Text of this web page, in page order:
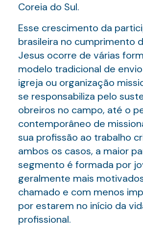
Coreia do Sul.
Esse crescimento da
brasileira no cumprimento
Jesus ocorre de várias
modelo tradicional de
igreja ou organização
se responsabiliza pelo
obreiros no campo, até o
contemporâneo de
sua profissão ao trabalho
ambos os casos, a maior
segmento é formada por
geralmente mais
chamado e com menos
por estarem no início da
profissional.